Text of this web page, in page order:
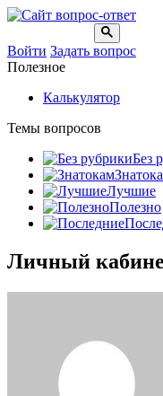
Войти Задать вопрос
Полезное
Калькулятор
Темы вопросов
Без
Лучшие
Полезно
Личный